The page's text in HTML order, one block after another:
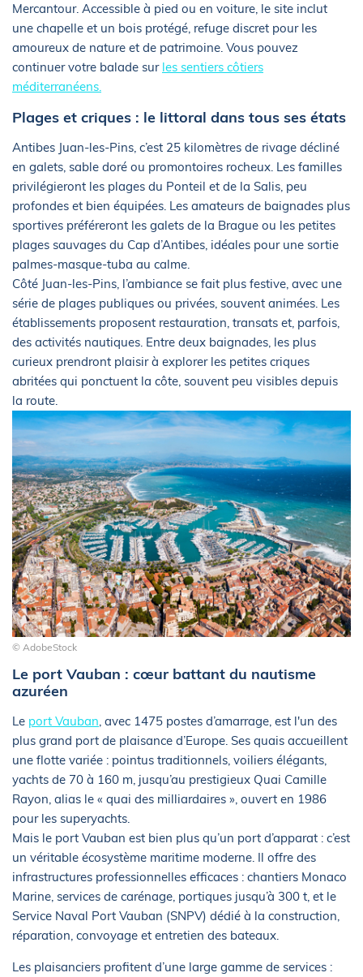
Mercantour. Accessible à pied ou en voiture, le site inclut
une chapelle et un bois protégé, refuge discret pour les
amoureux de nature et de patrimoine. Vous pouvez
continuer votre balade sur les sentiers côtiers
méditerranéens.
Plages et criques : le littoral dans tous ses états
Antibes Juan-les-Pins, c’est 25 kilomètres de rivage décliné
en galets, sable doré ou promontoires rocheux. Les familles
privilégieront les plages du Ponteil et de la Salis, peu
profondes et bien équipées. Les amateurs de baignades plus
sportives préféreront les galets de la Brague ou les petites
plages sauvages du Cap d’Antibes, idéales pour une sortie
palmes-masque-tuba au calme.
Côté Juan-les-Pins, l’ambiance se fait plus festive, avec une
série de plages publiques ou privées, souvent animées. Les
établissements proposent restauration, transats et, parfois,
des activités nautiques. Entre deux baignades, les plus
curieux prendront plaisir à explorer les petites criques
abritées qui ponctuent la côte, souvent peu visibles depuis
la route.
© AdobeStock
Le port Vauban : cœur battant du nautisme
azuréen
Le port Vauban , avec 1475 postes d’amarrage, est l'un des
plus grand port de plaisance d’Europe. Ses quais accueillent
une flotte variée : pointus traditionnels, voiliers élégants,
yachts de 70 à 160 m, jusqu’au prestigieux Quai Camille
Rayon, alias le « quai des milliardaires », ouvert en 1986
pour les superyachts.
Mais le port Vauban est bien plus qu’un port d’apparat : c’est
un véritable écosystème maritime moderne. Il offre des
infrastructures professionnelles efficaces : chantiers Monaco
Marine, services de carénage, portiques jusqu’à 300 t, et le
Service Naval Port Vauban (SNPV) dédié à la construction,
réparation, convoyage et entretien des bateaux.
Les plaisanciers profitent d’une large gamme de services :